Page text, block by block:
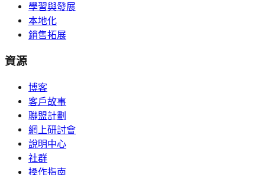
學習與發展
本地化
銷售拓展
資源
博客
客戶故事
聯盟計劃
網上研討會
說明中心
社群